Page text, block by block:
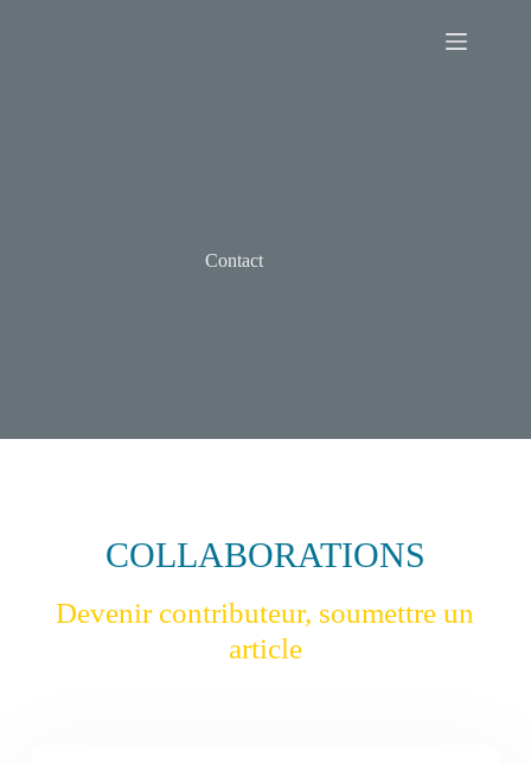
Contact
COLLABORATIONS
Devenir contributeur, soumettre un
article